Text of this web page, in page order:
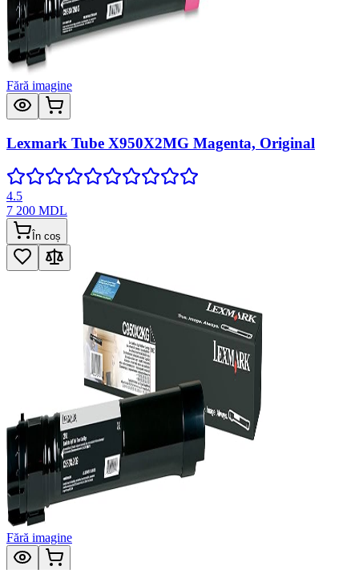
Fără imagine
Lexmark Tube X950X2MG Magenta, Original
4.5
7 200 MDL
În coș
Fără imagine